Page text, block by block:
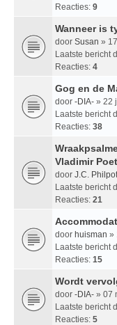
Reacties: 9
Wanneer is
door Susan »
Laatste bericht
Reacties: 4
Gog en de
door -DIA- » 22
Laatste bericht
Reacties: 38
Vladimir
door J.C. Philpot
Laatste bericht
Reacties: 21
door huisman »
Laatste bericht
Reacties: 15
Wordt
door -DIA- » 07
Laatste bericht
Reacties: 5